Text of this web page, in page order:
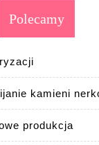
Polecamy
kamieni
produkcja